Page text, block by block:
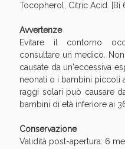
Tocopherol, Citric Acid. [Bi
Avvertenze
Evitare il contorno
consultare un medico.
causate da un'eccessiva
neonati o i bambini piccoli
raggi solari può causare
bambini di età inferiore ai
Conservazione
Validità post-apertura: 6